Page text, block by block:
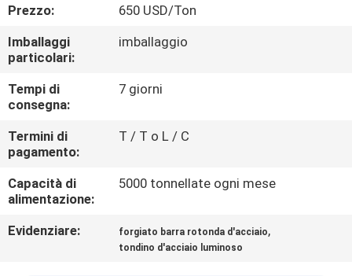
CONTATTICI
NOTIZIE
CASI
COMPANY
Prezzo:
650 USD/Ton
Imballaggi
particolari:
imballaggio
Tempi di
consegna:
7 giorni
Termini di
pagamento:
T / T o L / C
Capacità di
alimentazione:
5000 tonnellate ogni mese
Evidenziare: forgiato barra rotonda d'acciaio,
tondino d'acciaio luminoso